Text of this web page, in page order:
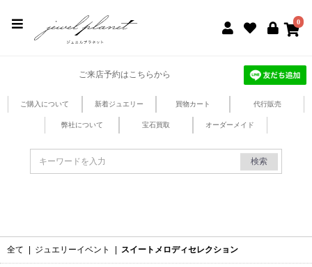
0
ご来店予約はこちらから
ご購入について 新着ジュエリー 買物カート 代行販売
弊社について 宝石買取 オーダーメイド
検索
全て ジュエリーイベント スイートメロディセレクション